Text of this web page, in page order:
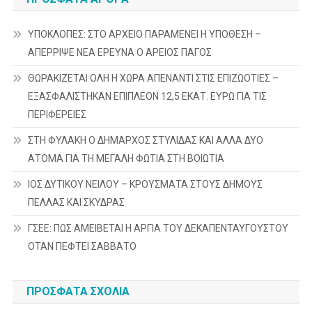
ΥΠΟΚΛΟΠΕΣ: ΣΤΟ ΑΡΧΕΙΟ ΠΑΡΑΜΕΝΕΙ Η ΥΠΟΘΕΣΗ –
ΑΠΕΡΡΙΨΕ ΝΕΑ ΕΡΕΥΝΑ Ο ΑΡΕΙΟΣ ΠΑΓΟΣ
ΘΩΡΑΚΙΖΕΤΑΙ ΟΛΗ Η ΧΩΡΑ ΑΠΕΝΑΝΤΙ ΣΤΙΣ ΕΠΙΖΩΟΤΙΕΣ –
ΕΞΑΣΦΑΛΙΣΤΗΚΑΝ ΕΠΙΠΛΕΟΝ 12,5 ΕΚΑΤ. ΕΥΡΩ ΓΙΑ ΤΙΣ
ΠΕΡΙΦΕΡΕΙΕΣ
ΣΤΗ ΦΥΛΑΚΗ Ο ΔΗΜΑΡΧΟΣ ΣΤΥΛΙΔΑΣ ΚΑΙ ΑΛΛΑ ΔΥΟ
ΑΤΟΜΑ ΓΙΑ ΤΗ ΜΕΓΑΛΗ ΦΩΤΙΑ ΣΤΗ ΒΟΙΩΤΙΑ
ΙΟΣ ΔΥΤΙΚΟΥ ΝΕΙΛΟΥ – ΚΡΟΥΣΜΑΤΑ ΣΤΟΥΣ ΔΗΜΟΥΣ
ΠΕΛΛΑΣ ΚΑΙ ΣΚΥΔΡΑΣ
ΓΣΕΕ: ΠΩΣ ΑΜΕΙΒΕΤΑΙ Η ΑΡΓΙΑ ΤΟΥ ΔΕΚΑΠΕΝΤΑΥΓΟΥΣΤΟΥ
ΟΤΑΝ ΠΕΦΤΕΙ ΣΑΒΒΑΤΟ
ΠΡΌΣΦΑΤΑ ΣΧΌΛΙΑ